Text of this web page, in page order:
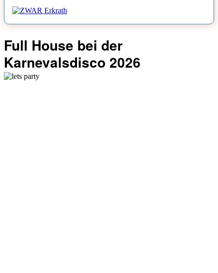
Full House bei der
Karnevalsdisco 2026